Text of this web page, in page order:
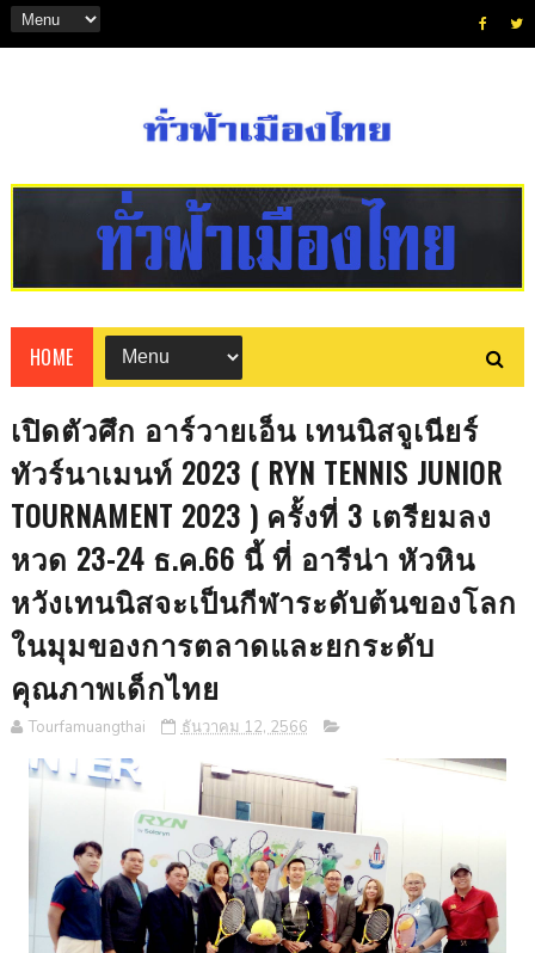
HOME
เปิดตัวศึก อาร์วายเอ็น เทนนิสจูเนียร์
ทัวร์นาเมนท์ 2023 ( RYN TENNIS JUNIOR
TOURNAMENT 2023 ) ครั้งที่ 3 เตรียมลง
หวด 23-24 ธ.ค.66 นี้ ที่ อารีน่า หัวหิน
หวังเทนนิสจะเป็นกีฬาระดับต้นของโลก
ในมุมของการตลาดและยกระดับ
คุณภาพเด็กไทย
Tourfamuangthai ธันวาคม 12, 2566